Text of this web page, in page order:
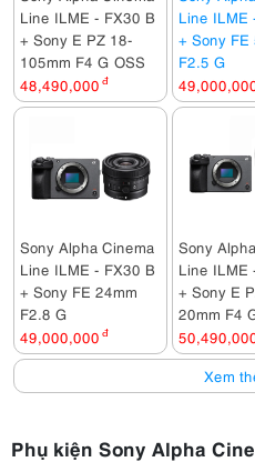
Line ILME - FX30 B
+ Sony E PZ 18-
105mm F4 G OSS
48,490,000 đ
Line ILME
+ Sony FE
F2.5 G
Sony Alpha Cinema
Line ILME - FX30 B
+ Sony FE 24mm
F2.8 G
49,000,000 đ
Sony
Line ILME
+ Sony E
20mm F4
Xem
Phụ kiện Sony Alpha